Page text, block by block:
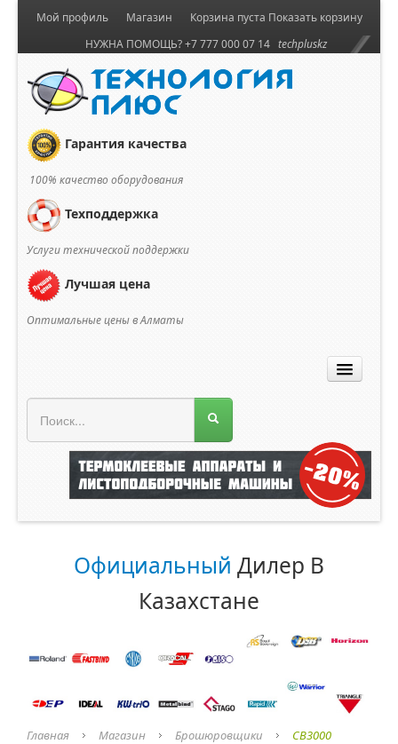
Корзина пуста Показать корзину
Мой профиль
Магазин
НУЖНА ПОМОЩЬ? +7 777 000 07 14 techpluskz
Гарантия качества
100% качество оборудования
Техподдержка
Услуги технической поддержки
Лучшая цена
Оптимальные цены в Алматы
Официальный Дилер В
Казахстане
Главная Магазин Брошюровщики CB3000